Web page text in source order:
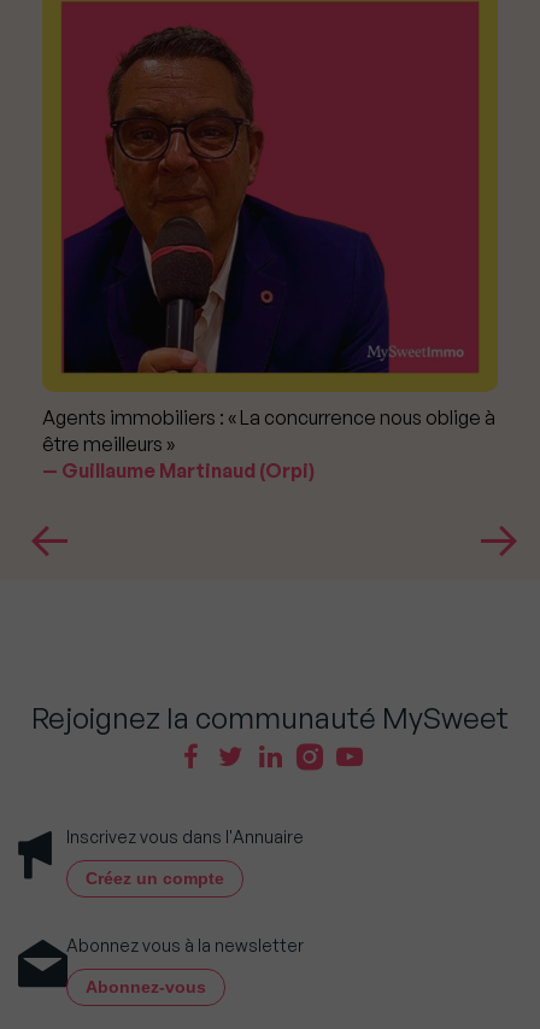
Agents immobiliers : « La concurrence nous oblige à
être meilleurs »
Guillaume Martinaud (Orpi)
Rejoignez la communauté MySweet
Inscrivez vous dans l'Annuaire
Créez un compte
Abonnez vous à la newsletter
Abonnez-vous